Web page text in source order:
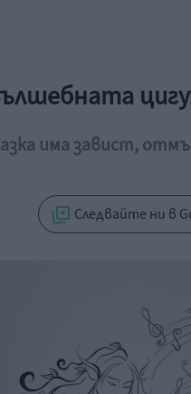
има завист,
Следвайте ни в